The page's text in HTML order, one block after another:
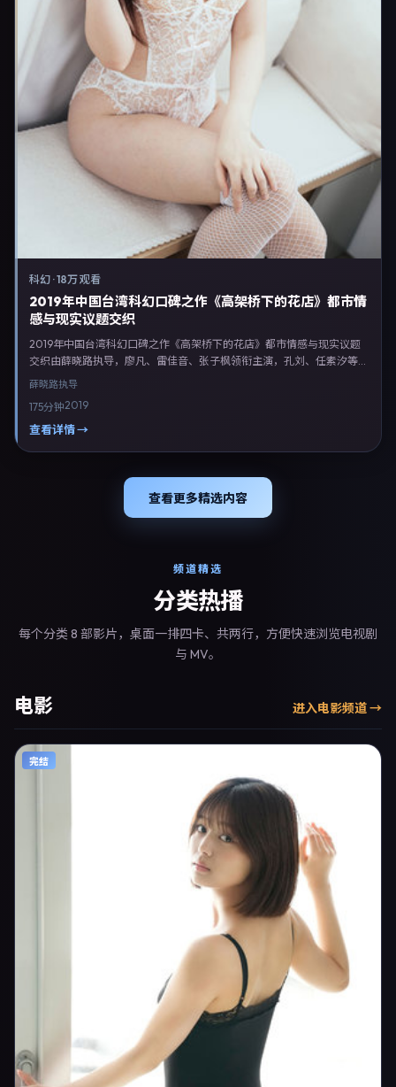
科幻 ·18万 观看
2019年中国台湾科幻口碑之作《高架桥下的花店》都市情
感与现实议题交织
2019年中国台湾科幻口碑之作《高架桥下的花店》都市情感与现实议题
交织由薛晓路执导，廖凡、雷佳音、张子枫领衔主演，孔刘、任素汐等联
合出演。剧情以科幻类型为主线，融合中国台湾本土叙事与人物弧光，适
5日于中国台湾主流院线上映，随后登陆流媒体与电视端。影片在节奏、
摄影与配乐上强调沉浸体验，可作为片单推荐、影评长文与专题策划的引
薛晓路执导
175分钟2019
查看详情 →
查看更多精选内容
频道精选
分类热播
每个分类 8 部影片，桌面一排四卡、共两行，方便快速浏览电视剧
与 MV。
电影 进入电影频道 →
完结